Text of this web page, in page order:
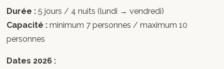
Durée : 5 jours / 4 nuits (lundi → vendredi)
Capacité : minimum 7 personnes / maximum 10
personnes
Dates 2026 :